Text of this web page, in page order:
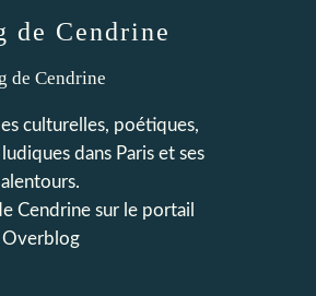
de Cendrine
culturelles, poétiques,
dans Paris et ses
alentours.
Cendrinesur le portail
Overblog